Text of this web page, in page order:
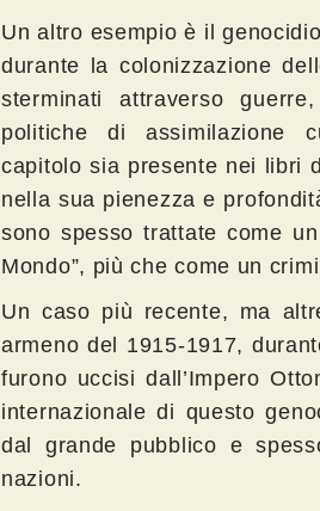
Un altro esempio è il
durante la colonizzazione
sterminati attraverso
politiche di assimilazione
capitolo sia presente nei libri
nella sua pienezza e
sono spesso trattate come
Mondo”, più che come un
Un caso più recente, ma
armeno del 1915-1917,
furono uccisi dall’Impero
internazionale di questo
dal grande pubblico e
nazioni.